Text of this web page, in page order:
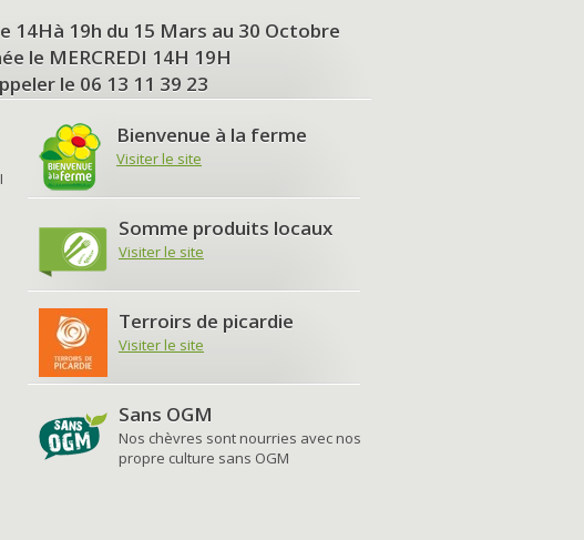
14Hà 19h du 15 Mars au 30 Octobre
le MERCREDI 14H 19H
le 06 13 11 39 23
Bienvenue à la ferme
Visiter le site
Somme produits locaux
Visiter le site
Terroirs de picardie
Visiter le site
Sans OGM
Nos chèvres sont nourries avec nos
propre culture sans OGM